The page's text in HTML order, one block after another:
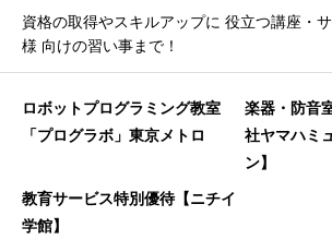
資格の取得やスキルアップに 役立つ講座・
様 向けの習い事まで！
ロボットプログラミング教室
「プログラボ」東京メトロ
楽器・防音
社ヤマハミ
ン】
教育サービス特別優待【ニチイ
学館】